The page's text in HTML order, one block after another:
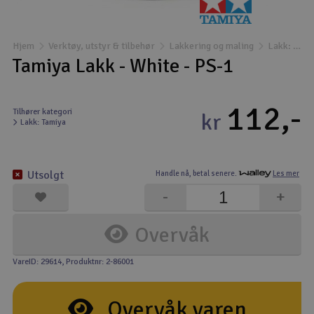
Droner
Fly
Helikopter
Kamerautstyr
Modellbygging, LEGO & byggesett
Modelljernbane
Motor & tilbehør
Hjem Verktøy, utstyr & tilbehør Lakkering og maling Lakk: Tamiya
Tamiya Lakk - White - PS-1
Tilhører kategori
Lakk: Tamiya
Handle nå, betal senere. Les mer
kr 112,-
Overvåk
+
-
Utsolgt
VareID: 29614, Produktnr: 2-86001